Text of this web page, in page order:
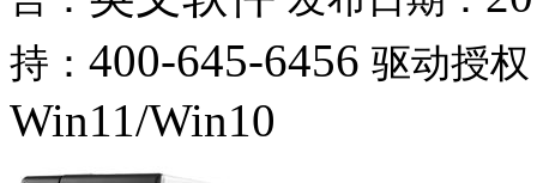
持： 400-645-6456 驱动授
Win11/Win10